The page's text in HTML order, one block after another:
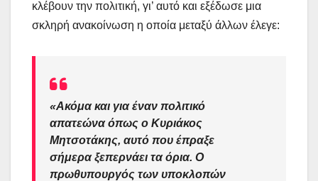
κλέβουν την πολιτική, γι’ αυτό και εξέδωσε μια
σκληρή ανακοίνωση η οποία μεταξύ άλλων έλεγε:
«Ακόμα και για έναν πολιτικό
απατεώνα όπως ο Κυριάκος
Μητσοτάκης, αυτό που έπραξε
σήμερα ξεπερνάει τα όρια. Ο
πρωθυπουργός των υποκλοπών